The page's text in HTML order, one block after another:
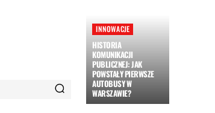
INNOWACJE
HISTORIA
KOMUNIKACJI
PUBLICZNEJ: JAK
POWSTAŁY PIERWSZE
AUTOBUSY W
WARSZAWIE?